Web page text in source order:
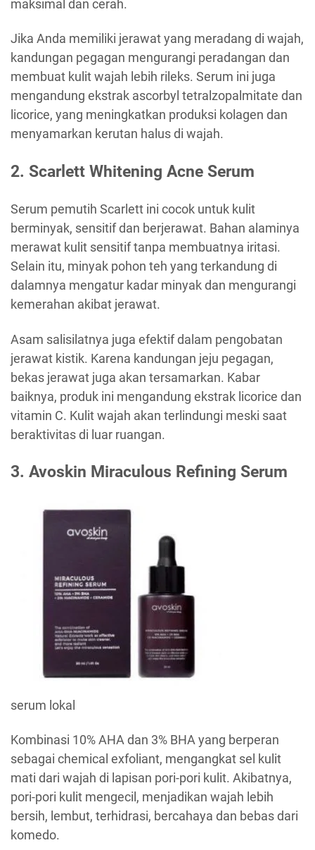
maksimal dan cerah.
Jika Anda memiliki jerawat yang meradang di wajah,
kandungan pegagan mengurangi peradangan dan
membuat kulit wajah lebih rileks. Serum ini juga
mengandung ekstrak ascorbyl tetralzopalmitate dan
licorice, yang meningkatkan produksi kolagen dan
menyamarkan kerutan halus di wajah.
2. Scarlett Whitening Acne Serum
Serum pemutih Scarlett ini cocok untuk kulit
berminyak, sensitif dan berjerawat. Bahan alaminya
merawat kulit sensitif tanpa membuatnya iritasi.
Selain itu, minyak pohon teh yang terkandung di
dalamnya mengatur kadar minyak dan mengurangi
kemerahan akibat jerawat.
Asam salisilatnya juga efektif dalam pengobatan
jerawat kistik. Karena kandungan jeju pegagan,
bekas jerawat juga akan tersamarkan. Kabar
baiknya, produk ini mengandung ekstrak licorice dan
vitamin C. Kulit wajah akan terlindungi meski saat
beraktivitas di luar ruangan.
3. Avoskin Miraculous Refining Serum
serum lokal
Kombinasi 10% AHA dan 3% BHA yang berperan
sebagai chemical exfoliant, mengangkat sel kulit
mati dari wajah di lapisan pori-pori kulit. Akibatnya,
pori-pori kulit mengecil, menjadikan wajah lebih
bersih, lembut, terhidrasi, bercahaya dan bebas dari
komedo.